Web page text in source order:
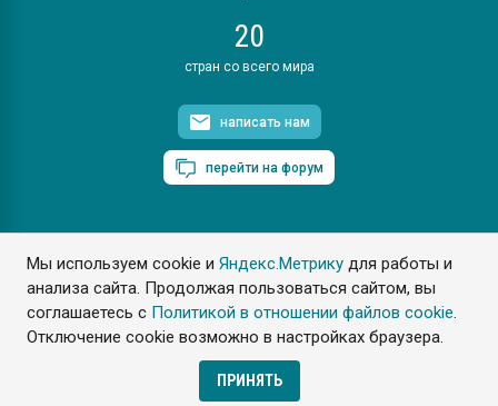
Мы используем cookie иЯндекс.Метрику для работы и
анализа сайта. Продолжая пользоваться сайтом, вы
соглашаетесь с Политикой в отношении файлов cookie.
Отключение cookie возможно в настройках браузера.
ПРИНЯТЬ
20
стран со всего мира
написать нам
перейти на форум
ПластЭксперт © 2006. Все права защищены
Разрешается копирование материалов сайта с обязательной
ссылкой на www.e-plastic.ru
Разработка сайта